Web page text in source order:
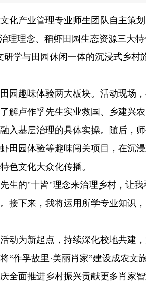
化产业管理专业师生团队自主策
理理念、稻虾田园生态资源三大
学与田园休闲一体的沉浸式乡村
园趣味体验两大板块。活动现场
解卢作孚先生实业救国、乡建兴
入基层治理的具体实操。随后，
田园体验等趣味闯关项目，在沉
色文化大众化传播。
生的"十皆"理念来治理乡村，让
接下来，我将运用所学专业知识
动为新起点，持续深化校地共建
“作孚故里·美丽肖家”建设成农文
全面推进乡村振兴贡献更多肖家智